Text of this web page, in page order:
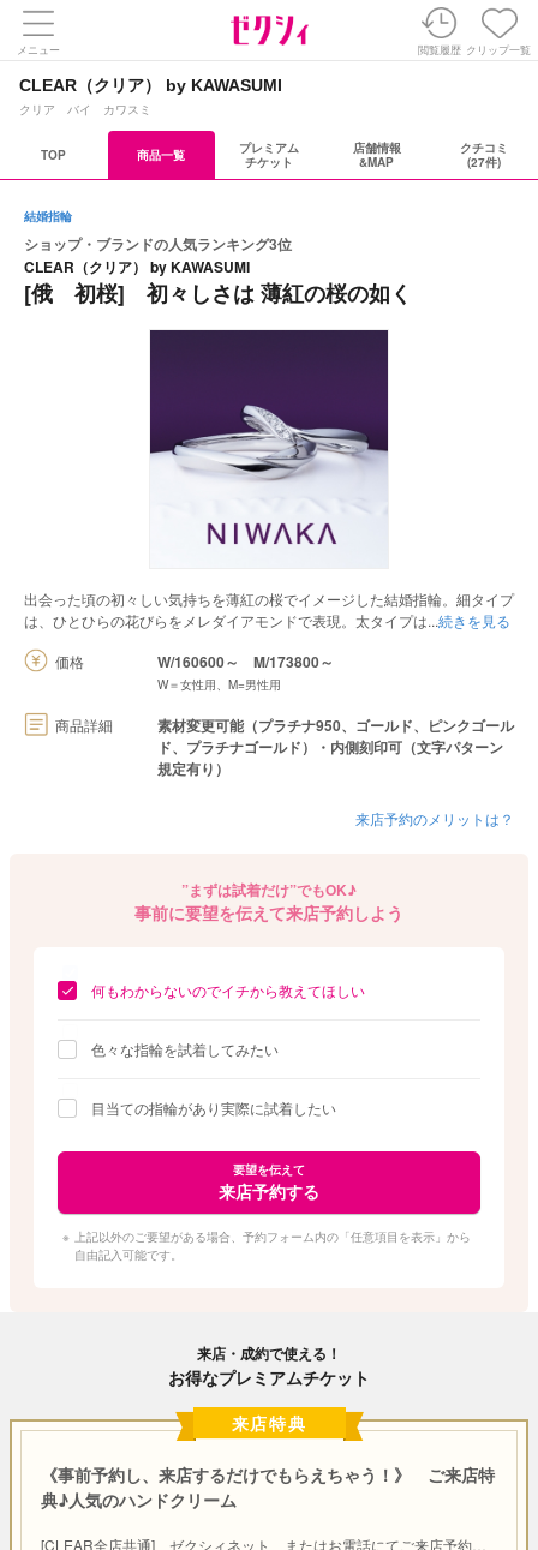
メニュー 閲覧履歴 クリップ一覧
CLEAR（クリア） by KAWASUMI
クリア バイ カワスミ
TOP 商品一覧
プレミアム
チケット
店舗情報
&MAP
クチコミ
(27件)
結婚指輪
ショップ・ブランドの人気ランキング3位
CLEAR（クリア） by KAWASUMI
[俄 初桜] 初々しさは 薄紅の桜の如く
出会った頃の初々しい気持ちを薄紅の桜でイメージした結婚指輪。細タイプ
は、ひとひらの花びらをメレダイアモンドで表現。太タイプは 続きを見る
価格
W/160600～ M/173800～
W＝女性用、M=男性用
商品詳細
素材変更可能（プラチナ950、ゴールド、ピンクゴール
ド、プラチナゴールド）・内側刻印可（文字パターン
規定有り）
来店予約のメリットは？
”まずは試着だけ”でもOK♪
事前に要望を伝えて来店予約しよう
何もわからないのでイチから教えてほしい
色々な指輪を試着してみたい
目当ての指輪があり実際に試着したい
要望を伝えて
来店予約する
上記以外のご要望がある場合、予約フォーム内の「任意項目を表示」から
自由記入可能です。
来店・成約で使える！
お得なプレミアムチケット
来店特典
《事前予約し、来店するだけでもらえちゃう！》 ご来店特
典♪人気のハンドクリーム
[CLEAR全店共通] ゼクシィネット、またはお電話にてご来店予約…